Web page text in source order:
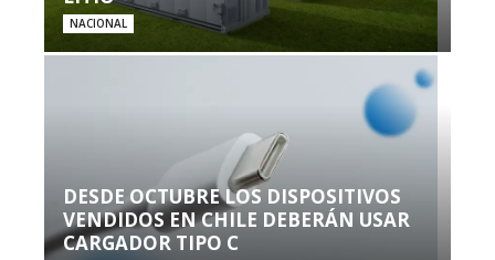
NACIONAL
DESDE OCTUBRE LOS DISPOSITIVOS
VENDIDOS EN CHILE DEBERÁN USAR
CARGADOR TIPO C